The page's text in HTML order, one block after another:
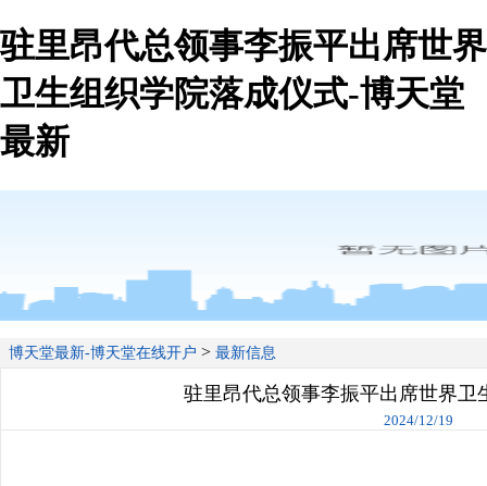
驻里昂代总领事李振平出席世界
卫生组织学院落成仪式-博天堂
最新
博天堂最新-博天堂在线开户 > 最新信息
驻里昂代总领事李振平出席世界卫
2024/12/19